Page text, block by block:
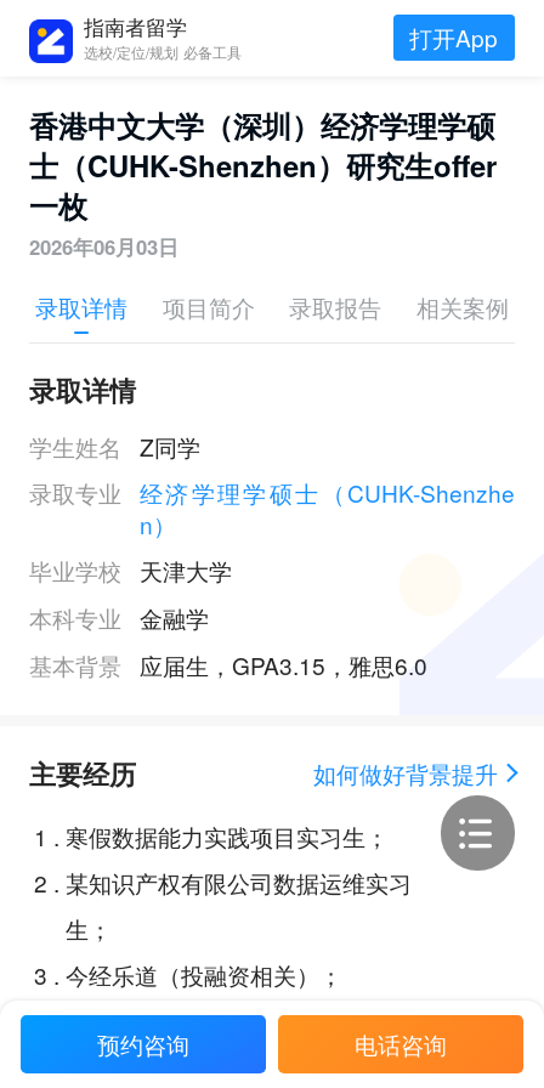
指南者留学
选校/定位/规划 必备工具 打开App
香港中文大学（深圳）经济学理学硕
士（CUHK-Shenzhen）研究生offer
一枚
2026年06月03日
录取详情 项目简介 录取报告 相关案例
录取详情
学生姓名
Z同学
录取专业 经济学理学硕士（CUHK-Shenzhe
n）
毕业学校
天津大学
本科专业 金融学
基本背景
应届生，GPA3.15，雅思6.0
主要经历
如何做好背景提升
1 . 寒假数据能力实践项目实习生；
2 . 某知识产权有限公司数据运维实习
生；
3 . 今经乐道（投融资相关）；
4.能源经济大赛；
5.北大光华管理学院案例分析大赛；
预约咨询 电话咨询